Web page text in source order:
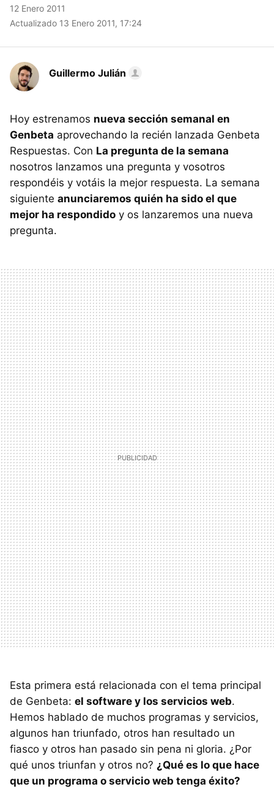
12 Enero 2011
Actualizado 13 Enero 2011, 17:24
Guillermo Julián
Hoy estrenamos nueva sección semanal en
Genbeta aprovechando la recién lanzada Genbeta
Respuestas. Con La pregunta de la semana
nosotros lanzamos una pregunta y vosotros
respondéis y votáis la mejor respuesta. La semana
siguiente anunciaremos quién ha sido el que
mejor ha respondido y os lanzaremos una nueva
pregunta.
Esta primera está relacionada con el tema principal
de Genbeta: el software y los servicios web.
Hemos hablado de muchos programas y servicios,
algunos han triunfado, otros han resultado un
fiasco y otros han pasado sin pena ni gloria. ¿Por
qué unos triunfan y otros no? ¿Qué es lo que hace
que un programa o servicio web tenga éxito?